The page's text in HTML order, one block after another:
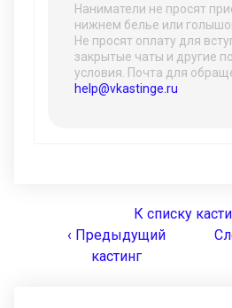
Наниматели не просят
нижнем белье или
Не просят оплату для
закрытые чаты и другие
условия. Почта для
help@vkastinge.ru
К списку
‹ Предыдущий
кастинг